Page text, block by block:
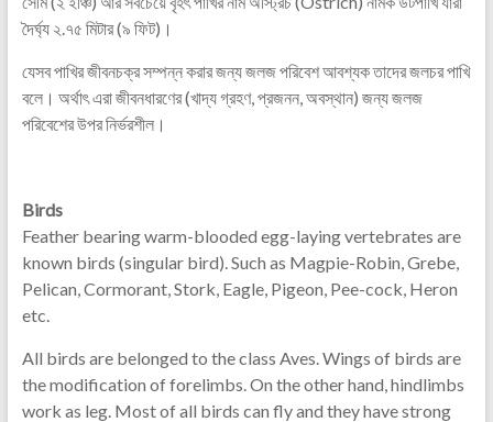
দৈর্ঘ্য ২.৭৫ মিটার (৯ ফিট)।
যেসব পাখির জীবনচক্র সম্পন্ন করার জন্য জলজ পরিবেশ আবশ্যক তাদের জলচর পাখি
বলে। অর্থাৎ এরা জীবনধারণের (খাদ্য গ্রহণ, প্রজনন, অবস্থান) জন্য জলজ
পরিবেশের উপর নির্ভরশীল।
Birds
Feather bearing warm-blooded egg-laying vertebrates are
known birds (singular bird). Such as Magpie-Robin, Grebe,
Pelican, Cormorant, Stork, Eagle, Pigeon, Pee-cock, Heron
etc.
All birds are belonged to the class Aves. Wings of birds are
the modification of forelimbs. On the other hand, hindlimbs
work as leg. Most of all birds can fly and they have strong